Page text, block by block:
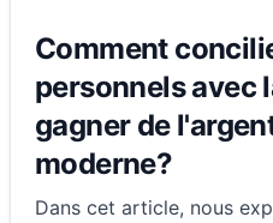
Comment
personnels avec
gagner de
moderne?
Dans cet article, nous